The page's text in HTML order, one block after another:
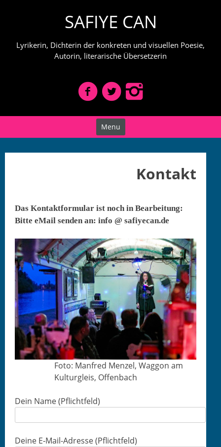
SAFIYE CAN
Lyrikerin, Dichterin der konkreten und visuellen Poesie,
Autorin, literarische Übersetzerin
Menu
Kontakt
Das Kon­tak­t­for­mu­lar ist noch in Bear­beitung:
Bitte eMail senden an: info @ safiyecan.de
Foto: Man­fred Men­zel, Wag­gon am
Kul­tur­gleis, Offenbach
Dein Name (Pflicht­feld)
Deine E‑Mail-Adresse (Pflicht­feld)